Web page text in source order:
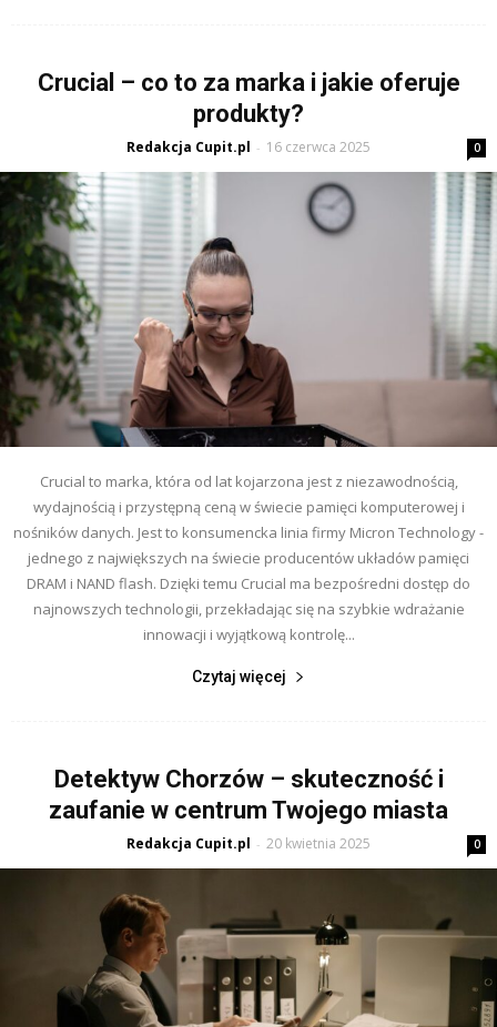
Crucial – co to za marka i jakie oferuje
produkty?
Redakcja Cupit.pl - 16 czerwca 2025 0
Crucial to marka, która od lat kojarzona jest z niezawodnością,
wydajnością i przystępną ceną w świecie pamięci komputerowej i
nośników danych. Jest to konsumencka linia firmy Micron Technology -
jednego z największych na świecie producentów układów pamięci
DRAM i NAND flash. Dzięki temu Crucial ma bezpośredni dostęp do
najnowszych technologii, przekładając się na szybkie wdrażanie
innowacji i wyjątkową kontrolę...
Czytaj więcej
Detektyw Chorzów – skuteczność i
zaufanie w centrum Twojego miasta
Redakcja Cupit.pl - 20 kwietnia 2025 0